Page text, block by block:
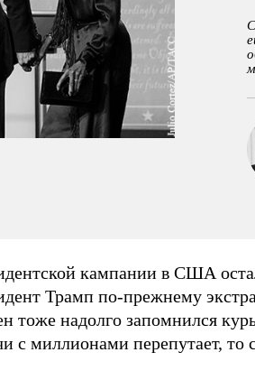
кампании в США
Трамп по-прежнему
тоже надолго запомнился
с миллионами перепутает,